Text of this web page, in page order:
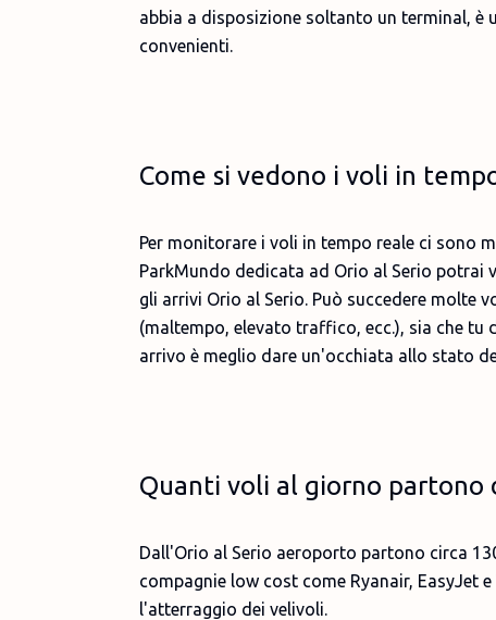
abbia a disposizione soltanto un terminal,
convenienti.
Come si vedono i voli in
Per monitorare i voli in tempo reale ci sono
ParkMundo dedicata ad Orio al Serio potrai
gli arrivi Orio al Serio. Può succedere molte
(maltempo, elevato traffico, ecc.), sia che tu
arrivo è meglio dare un'occhiata allo stato
Quanti voli al giorno partono
Dall'Orio al Serio aeroporto partono circa
compagnie low cost come Ryanair, EasyJet
l'atterraggio dei velivoli.